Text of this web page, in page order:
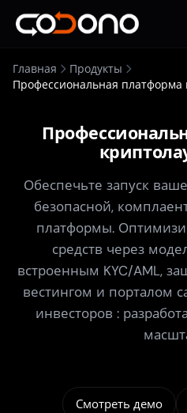
Главная
Продукты
Профессиональная платформа
Обеспечьте запуск
безопасной,
платформы.
средств через
встроенным KYC/AML,
вестингом и порталом
инвесторов :
Смотреть демо